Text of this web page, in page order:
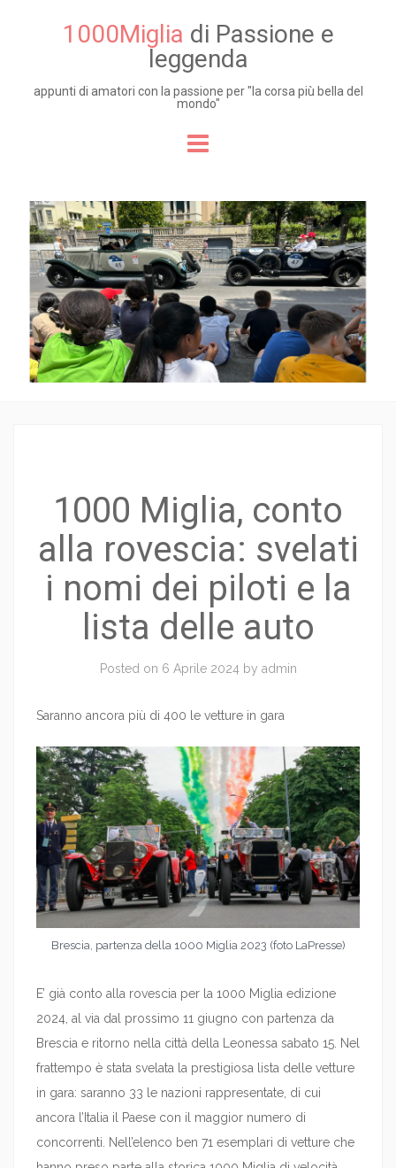
1000Miglia di Passione e
leggenda
appunti di amatori con la passione per "la corsa più bella del
mondo"
1000 Miglia, conto
alla rovescia: svelati
i nomi dei piloti e la
lista delle auto
Posted on 6 Aprile 2024 by admin
Saranno ancora più di 400 le vetture in gara
Brescia, partenza della 1000 Miglia 2023 (foto LaPresse)
E’ già conto alla rovescia per la 1000 Miglia edizione
2024, al via dal prossimo 11 giugno con partenza da
Brescia e ritorno nella città della Leonessa sabato 15. Nel
frattempo è stata svelata la prestigiosa lista delle vetture
in gara: saranno 33 le nazioni rappresentate, di cui
ancora l’Italia il Paese con il maggior numero di
concorrenti. Nell’elenco ben 71 esemplari di vetture che